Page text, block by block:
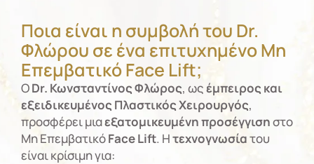
Ποια είναι η συμβολή του Dr.
Φλώρου σε ένα επιτυχημένο Μη
Επεμβατικό Face Lift;
ΟDr. Κωνσταντίνος Φλώρος, ωςέμπειρος και
εξειδικευμένος Πλαστικός Χειρουργός,
προσφέρει μιαεξατομικευμένη προσέγγισηστο
Μη ΕπεμβατικόFace Lift. Ητεχνογνωσίατου
είναι κρίσιμη για: